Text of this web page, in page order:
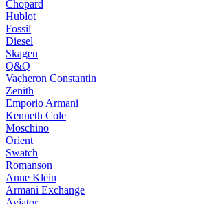
Chopard
Hublot
Fossil
Diesel
Skagen
Q&Q
Vacheron Constantin
Zenith
Emporio Armani
Kenneth Cole
Moschino
Orient
Swatch
Romanson
Anne Klein
Armani Exchange